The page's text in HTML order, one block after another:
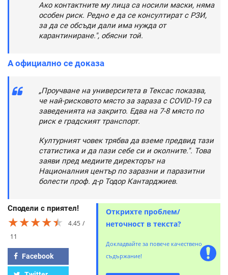
Ако контактните му лица са носили маски, няма
особен риск. Редно е да се консултират с РЗИ,
за да се обсъди дали има нужда от
карантиниране.", обясни той.
А официално се доказа
„Проучване на университета в Тексас показва,
че най-рисковото място за зараза с COVID-19 са
заведенията на закрито. Едва на 7-8 място по
риск е градският транспорт.
Културният човек трябва да вземе предвид тази
статистика и да пази себе си и околните.". Това
заяви пред медиите директорът на
Националния център по заразни и паразитни
болести проф. д-р Тодор Кантарджиев.
Сподели с приятел!
★★★★★
★★★★★
★★★★★
4.45
11
Facebook
Открихте проблем/
неточност в текста?
Докладвайте за повече качествено
съдържание!